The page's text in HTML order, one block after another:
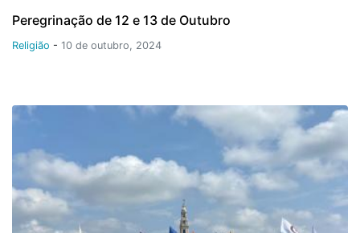
Peregrinação de 12 e 13 de Outubro
Religião - 10 de outubro, 2024